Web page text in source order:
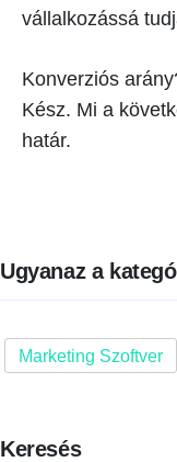
vállalkozássá
Konverziós
Kész. Mi a
határ.
Ugyanaz a
Marketing Szoftver
Keresés